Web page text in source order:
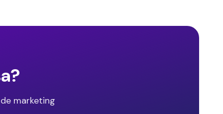
marketing